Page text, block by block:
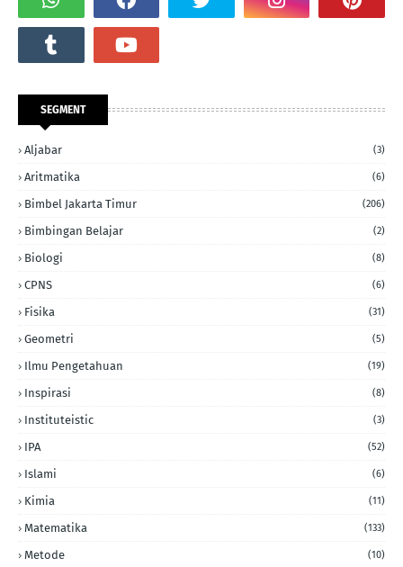
SEGMENT
Aljabar (3)
Aritmatika (6)
Bimbel Jakarta Timur (206)
Bimbingan Belajar (2)
Biologi (8)
CPNS (6)
Fisika (31)
Geometri (5)
Ilmu Pengetahuan (19)
Inspirasi (8)
Instituteistic (3)
IPA (52)
Islami (6)
Kimia (11)
Matematika (133)
Metode (10)